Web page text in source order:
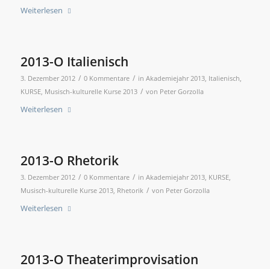
Weiterlesen
2013-O Italienisch
3. Dezember 2012 / 0 Kommentare / in Akademiejahr 2013, Italienisch,
KURSE, Musisch-kulturelle Kurse 2013 / von Peter Gorzolla
Weiterlesen
2013-O Rhetorik
3. Dezember 2012 / 0 Kommentare / in Akademiejahr 2013, KURSE,
Musisch-kulturelle Kurse 2013, Rhetorik / von Peter Gorzolla
Weiterlesen
2013-O Theaterimprovisation